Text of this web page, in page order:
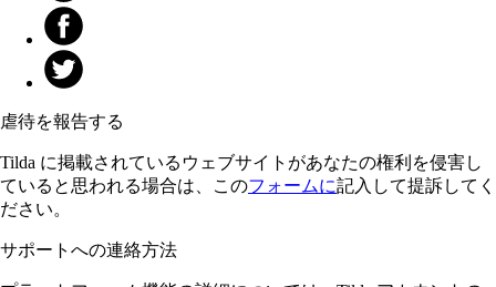
虐待を報告する
Tilda に掲載されているウェブサイトがあなたの権利を侵害し
ていると思われる場合は、このフォームに記入して提訴してく
ださい。
サポートへの連絡方法